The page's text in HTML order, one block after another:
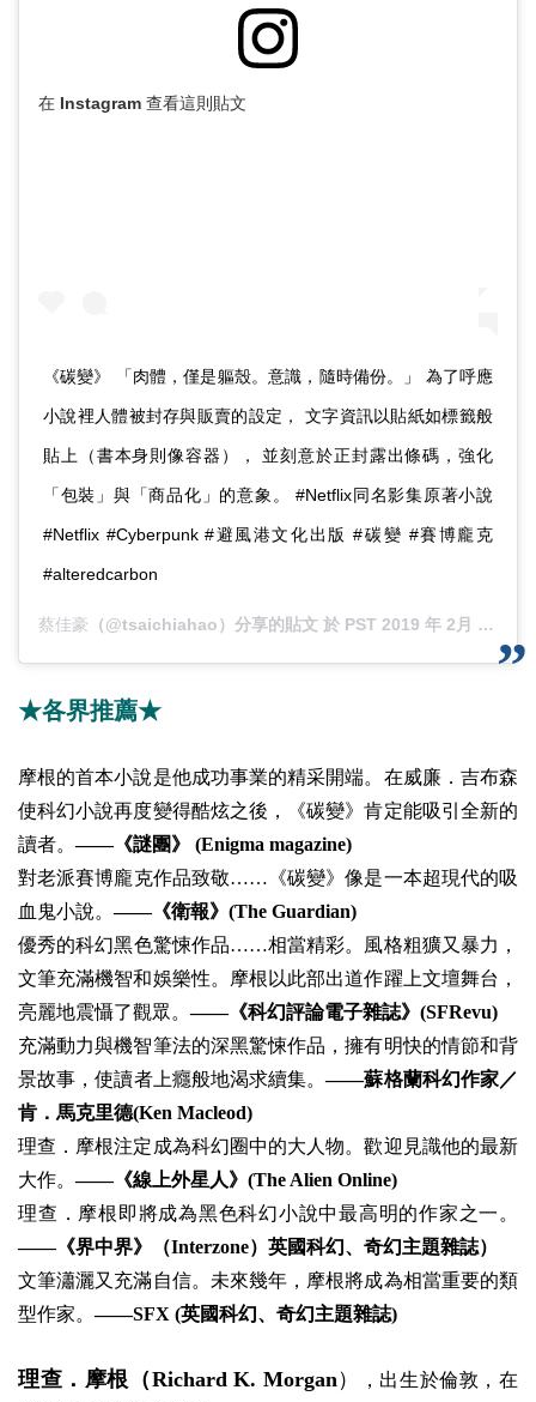
在 Instagram 查看這則貼文
《碳變》 「肉體，僅是軀殼。意識，隨時備份。」 為了呼應
小說裡人體被封存與販賣的設定， 文字資訊以貼紙如標籤般
貼上（書本身則像容器）， 並刻意於正封露出條碼，強化
「包裝」與「商品化」的意象。 #Netflix同名影集原著小說
#Netflix #Cyberpunk #避風港文化出版 #碳變 #賽博龐克
#alteredcarbon
蔡佳豪 （@tsaichiahao）分享的貼文 於 PST 2019 年 2月 月 26 日 下午 11:22
★各界推薦★
摩根的首本小說是他成功事業的精采開端。在威廉．吉布森
使科幻小說再度變得酷炫之後，《碳變》肯定能吸引全新的
讀者。——《謎團》 (Enigma magazine)
對老派賽博龐克作品致敬……《碳變》像是一本超現代的吸
血鬼小說。——《衛報》(The Guardian)
優秀的科幻黑色驚悚作品……相當精彩。風格粗獷又暴力，
文筆充滿機智和娛樂性。摩根以此部出道作躍上文壇舞台，
亮麗地震懾了觀眾。——《科幻評論電子雜誌》(SFRevu)
充滿動力與機智筆法的深黑驚悚作品，擁有明快的情節和背
景故事，使讀者上癮般地渴求續集。——蘇格蘭科幻作家／
肯．馬克里德(Ken Macleod)
理查．摩根注定成為科幻圈中的大人物。歡迎見識他的最新
大作。——《線上外星人》(The Alien Online)
理查．摩根即將成為黑色科幻小說中最高明的作家之一。
——《界中界》（Interzone）英國科幻、奇幻主題雜誌）
文筆瀟灑又充滿自信。未來幾年，摩根將成為相當重要的類
型作家。——SFX (英國科幻、奇幻主題雜誌)
理查．摩根（Richard K. Morgan）
，出生於倫敦，在